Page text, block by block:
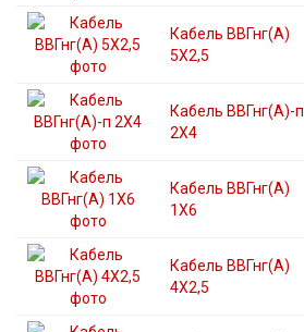
Кабель ВВГнг(А)
5X2,5
Кабель ВВГнг(А)-п
2X4
Кабель ВВГнг(А)
1X6
Кабель ВВГнг(А)
4X2,5